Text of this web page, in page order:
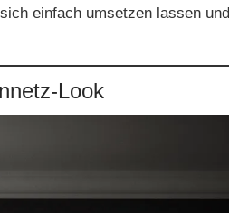
einfach umsetzen lassen und
Look